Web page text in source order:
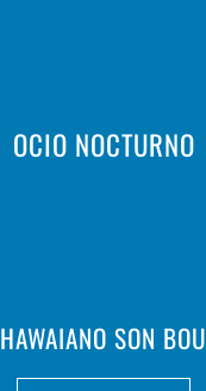
OCIO NOCTURNO
HAWAIANO SON BOU